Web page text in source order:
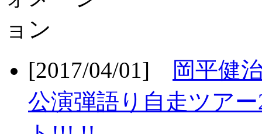
[2017/04/01]
岡平健
公演弾語り自走ツア